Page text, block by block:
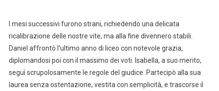
I mesi successivi furono strani, richiedendo una delicata
ricalibrazione delle nostre vite, ma alla fine divennero stabili.
Daniel affrontò l’ultimo anno di liceo con notevole grazia,
diplomandosi poi con il massimo dei voti. Isabella, a suo merito,
seguì scrupolosamente le regole del giudice. Partecipò alla sua
laurea senza ostentazione, vestita con semplicità, e trascorse il